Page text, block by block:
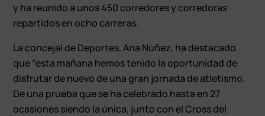
y ha reunido a unos 450 corredores y corredoras
repartidos en ocho carreras.
La concejal de Deportes, Ana Núñez, ha destacado
que “esta mañana hemos tenido la oportunidad de
disfrutar de nuevo de una gran jornada de atletismo.
De una prueba que se ha celebrado hasta en 27
ocasiones siendo la única, junto con el Cross del